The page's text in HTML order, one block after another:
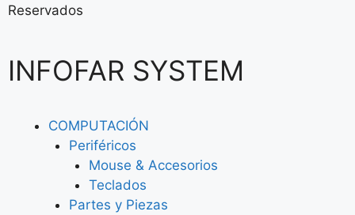
Reservados
INFOFAR SYSTEM
COMPUTACIÓN
Periféricos
Mouse & Accesorios
Teclados
Partes y Piezas